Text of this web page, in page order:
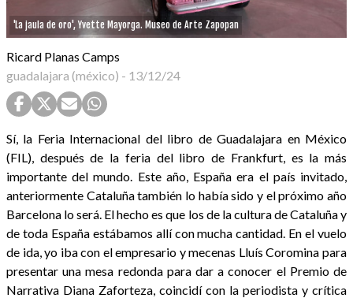
'La jaula de oro', Yvette Mayorga. Museo de Arte Zapopan
Ricard Planas Camps
guadalajara (méxico) - 13/12/24
Sí, la Feria Internacional del libro de Guadalajara en México
(FIL), después de la feria del libro de Frankfurt, es la más
importante del mundo. Este año, España era el país invitado,
anteriormente Cataluña también lo había sido y el próximo año
Barcelona lo será. El hecho es que los de la cultura de Cataluña y
de toda España estábamos allí con mucha cantidad. En el vuelo
de ida, yo iba con el empresario y mecenas Lluís Coromina para
presentar una mesa redonda para dar a conocer el Premio de
Narrativa Diana Zaforteza, coincidí con la periodista y crítica